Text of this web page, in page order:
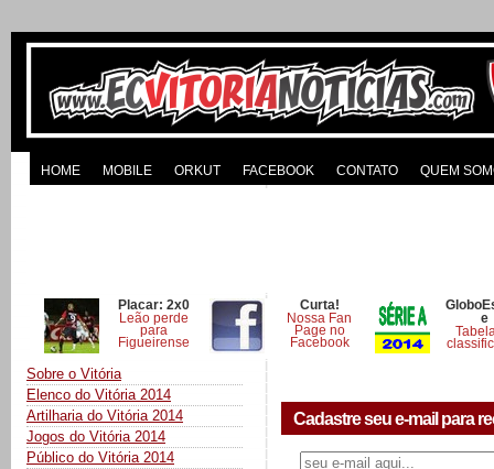
HOME MOBILE ORKUT FACEBOOK CONTATO QUEM
Placar: 2x0
Leão perde
para
Figueirense
Curta!
Nossa Fan
Page no
Facebook
e
Sobre o Vitória
Elenco do Vitória 2014
Artilharia do Vitória 2014
Jogos do Vitória 2014
Público do Vitória 2014
Cadastre seu e-mail para